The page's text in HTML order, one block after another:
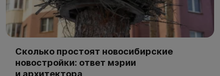
Сколько простоят новосибирские
новостройки: ответ мэрии
и архитектора